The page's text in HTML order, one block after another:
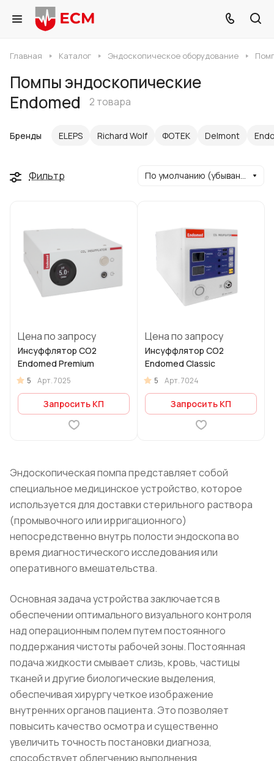
Главная Каталог Эндоскопическое оборудование
Помпы эндоскопические
Endomed
2 товара
Бренды ELEPS Richard Wolf ФОТЕК Delmont
Фильтр По умолчанию (убывание)
Цена по запросу
Инсуффлятор CO2
Endomed Premium
5 Арт.7025
Запросить КП
Цена по запросу
Инсуффлятор CO2
Endomed Classic
5 Арт.7024
Запросить КП
Эндоскопическая помпа представляет собой
специальное медицинское устройство, которое
используется для доставки стерильного раствора
(промывочного или ирригационного)
непосредственно внутрь полости эндоскопа во
время диагностического исследования или
оперативного вмешательства.
Основная задача устройства заключается в
обеспечении оптимального визуального контроля
над операционным полем путем постоянного
поддержания чистоты рабочей зоны. Постоянная
подача жидкости смывает слизь, кровь, частицы
тканей и другие биологические выделения,
обеспечивая хирургу четкое изображение
внутренних органов пациента. Это позволяет
повысить качество осмотра и существенно
увеличить точность постановки диагноза,
способствует облегчению выполнения